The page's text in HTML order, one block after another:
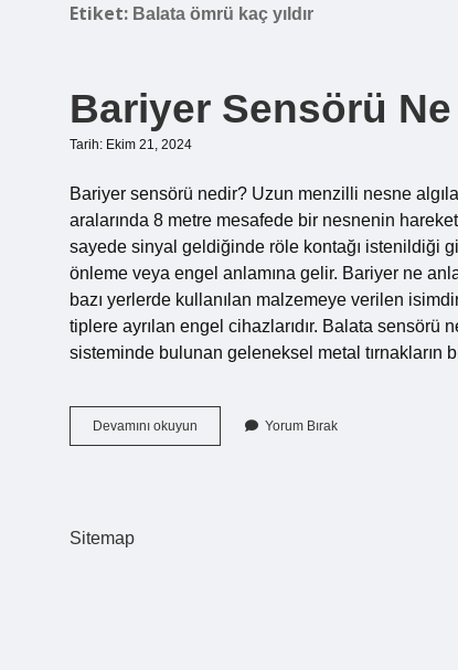
Etiket: Balata ömrü kaç yıldır
Bariyer Sensörü
Tarih: Ekim 21, 2024
Bariyer sensörü nedir? Uzun menzilli nesne
aralarında 8 metre mesafede bir nesnenin
sayede sinyal geldiğinde röle kontağı istenildiği
önleme veya engel anlamına gelir. Bariyer ne
bazı yerlerde kullanılan malzemeye verilen
tiplere ayrılan engel cihazlarıdır. Balata sensörü
sisteminde bulunan geleneksel metal tırnakların
Devamını okuyun
Sensörü
Yorum Bırak
Sitemap